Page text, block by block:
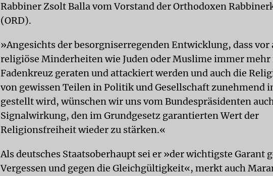
Rabbiner Zsolt Balla vom Vorstand der Orthodoxen
(ORD).
»Angesichts der besorgniserregenden Entwicklung, dass vor
religiöse Minderheiten wie Juden oder Muslime immer mehr
Fadenkreuz geraten und attackiert werden und auch die
von gewissen Teilen in Politik und Gesellschaft zunehmend
gestellt wird, wünschen wir uns vom Bundespräsidenten
Signalwirkung, den im Grundgesetz garantierten Wert der
Religionsfreiheit wieder zu stärken.«
Als deutsches Staatsoberhaupt sei er »der wichtigste Garant
Vergessen und gegen die Gleichgültigkeit«, merkt auch